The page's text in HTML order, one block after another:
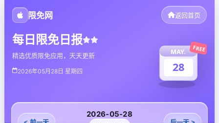
限免网 返回首页
每日限免日报
精选优质限免应用，天天更新
2026年05月28日 星期四
MAY.
28
FREE
2026-05-28